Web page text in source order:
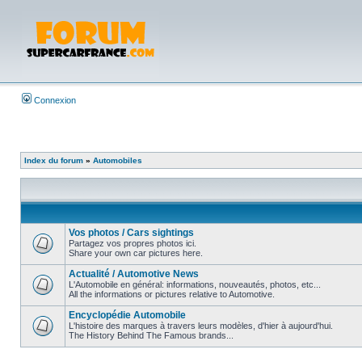
Connexion
Index du forum » Automobiles
Vos photos / Cars sightings
Partagez vos propres photos ici.
Share your own car pictures here.
Actualité / Automotive News
L'Automobile en général: informations, nouveautés, photos, etc...
All the informations or pictures relative to Automotive.
Encyclopédie Automobile
L'histoire des marques à travers leurs modèles, d'hier à aujourd'hui.
The History Behind The Famous brands...